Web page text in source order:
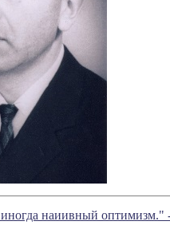
наиивный